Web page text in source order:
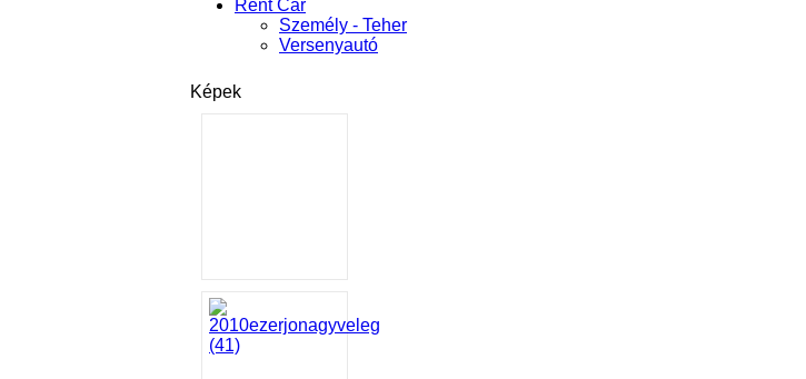
Rent Car
Személy - Teher
Versenyautó
Képek